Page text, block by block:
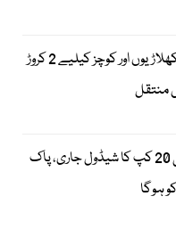
ہاکی ورلڈکپ: قومی کھلاڑیوں اور کوچز کیلیے 2 کروڑ
منتقل
اے سی سی ویمن ٹی 20 کپ کا شیڈول جاری، پاک